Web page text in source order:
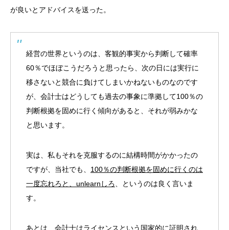
が良いとアドバイスを送った。
経営の世界というのは、客観的事実から判断して確率
60％でほぼこうだろうと思ったら、次の日には実行に
移さないと競合に負けてしまいかねないものなのです
が、会計士はどうしても過去の事象に準拠して100％の
判断根拠を固めに行く傾向があると、それが弱みかな
と思います。
実は、私もそれを克服するのに結構時間がかかったの
ですが、当社でも、 100％の判断根拠を固めに行くのは
一度忘れろと、unlearnしろ
、というのは良く言いま
す。
あとは、会計士はライセンスという国家的に証明され